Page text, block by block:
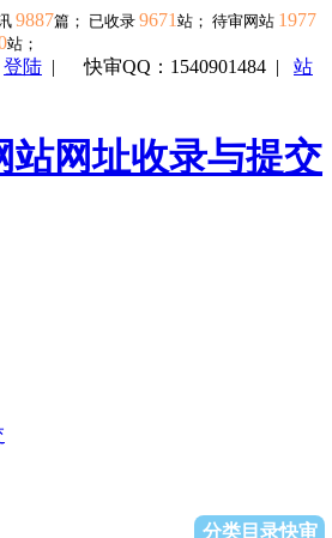
9887篇； 已收录 9671 站； 待审网站 1977
站；
登陆 |快审QQ：1540901484 | 站
站网址收录与提交
分类目录快审